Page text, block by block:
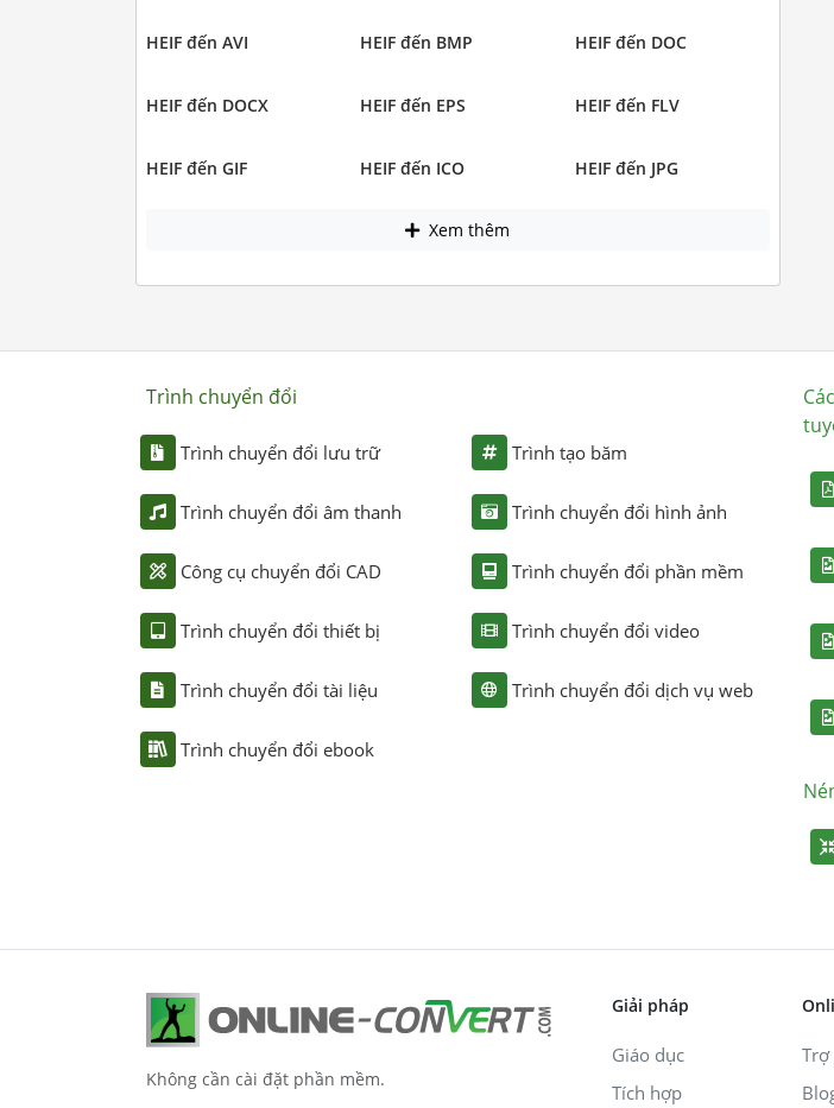
HEIF đến AVI HEIF đến BMP HEIF đến DOC
HEIF đến DOCX HEIF đến EPS HEIF đến FLV
HEIF đến GIF HEIF đến ICO HEIF đến JPG
Xem thêm
Trình chuyển đổi
Trình chuyển đổi lưu trữ
Trình chuyển đổi âm thanh
Công cụ chuyển đổi CAD
Trình chuyển đổi thiết bị
Trình chuyển đổi tài liệu
Trình chuyển đổi ebook
Trình tạo băm
Trình chuyển đổi hình ảnh
Trình chuyển đổi phần mềm
Trình chuyển đổi video
Trình chuyển đổi dịch vụ web
Không cần cài đặt phần mềm.
Giải pháp
Giáo dục
Tích hợp
Trợ